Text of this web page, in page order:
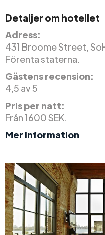
Detaljer om hotellet
Adress:
431 Broome Street,
Förenta staterna.
Gästens recension:
4,5 av 5
Pris per natt:
Från 1600 SEK.
Mer information